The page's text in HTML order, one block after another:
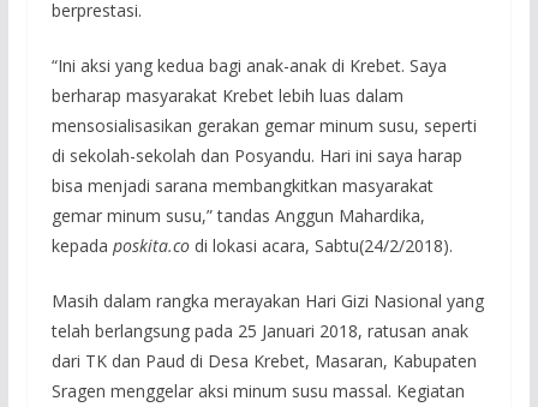
berprestasi.
“Ini aksi yang kedua bagi anak-anak di Krebet. Saya
berharap masyarakat Krebet lebih luas dalam
mensosialisasikan gerakan gemar minum susu, seperti
di sekolah-sekolah dan Posyandu. Hari ini saya harap
bisa menjadi sarana membangkitkan masyarakat
gemar minum susu,” tandas Anggun Mahardika,
kepada poskita.codi lokasi acara, Sabtu(24/2/2018).
Masih dalam rangka merayakan Hari Gizi Nasional yang
telah berlangsung pada 25 Januari 2018, ratusan anak
dari TK dan Paud di Desa Krebet, Masaran, Kabupaten
Sragen menggelar aksi minum susu massal. Kegiatan